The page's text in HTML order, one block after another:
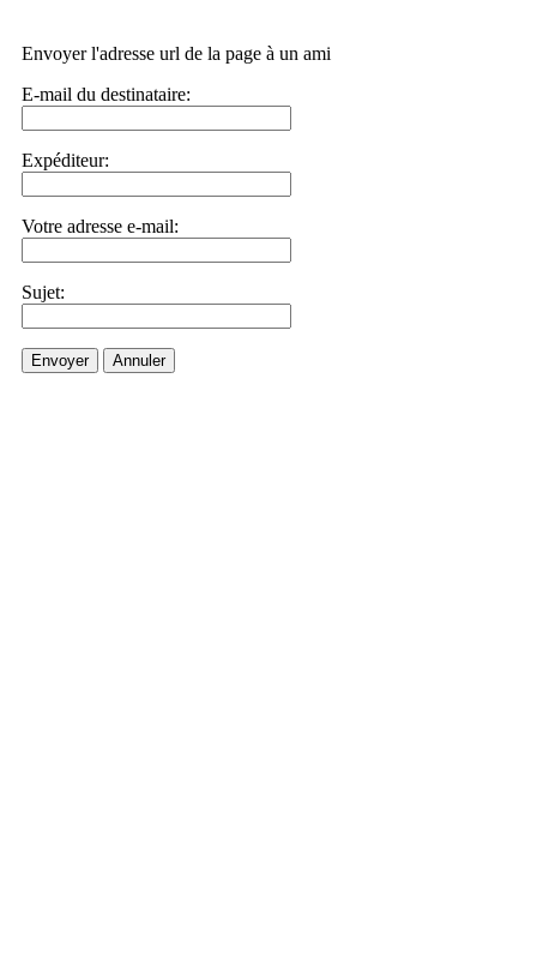
Envoyer l'adresse url de la page à un ami
E-mail du destinataire:
Expéditeur:
Votre adresse e-mail:
Sujet:
Envoyer Annuler